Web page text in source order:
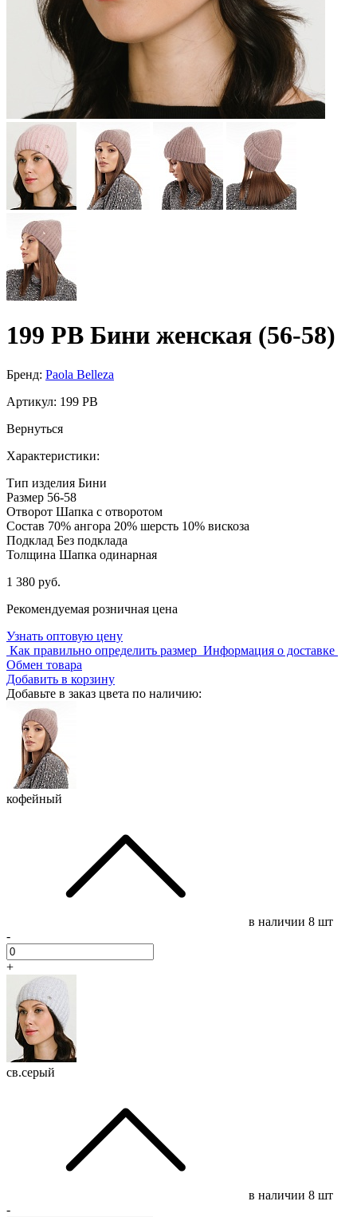
199 PB Бини женская (56-58)
Бренд: Paola Belleza
Артикул: 199 PB
Вернуться
Характеристики:
Тип изделия Бини
Размер 56-58
Отворот Шапка с отворотом
Состав 70% ангора 20% шерсть 10% вискоза
Подклад Без подклада
Толщина Шапка одинарная
1 380 руб.
Рекомендуемая розничная цена
Узнать оптовую цену
Как правильно определить размер Информация о доставке
Обмен товара
Добавить в корзину
Добавьте в заказ цвета по наличию:
кофейный
в наличии 8 шт
-
+
св.серый
в наличии 8 шт
-